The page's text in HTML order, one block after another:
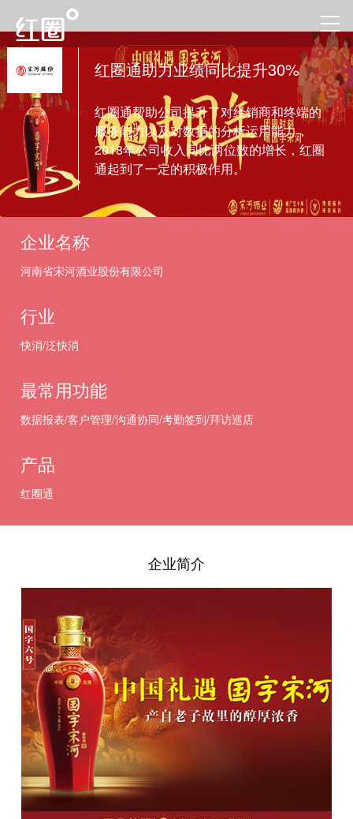
红圈通助力业绩同比提升30%
红圈通帮助公司提升了对经销商和终端的
服务能力以及对数据的分析运用能力，
2018年公司收入同比两位数的增长，红圈
通起到了一定的积极作用。
企业名称
河南省宋河酒业股份有限公司
行业
快消/泛快消
最常用功能
数据报表/客户管理/沟通协同/考勤签到/拜访巡店
产品
红圈通
企业简介